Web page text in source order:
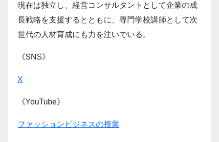
現在は独立し、経営コンサルタントとして企業の成
長戦略を支援するとともに、専門学校講師として次
世代の人材育成にも力を注いでいる。
《SNS》
X
《YouTube》
ファッションビジネスの授業